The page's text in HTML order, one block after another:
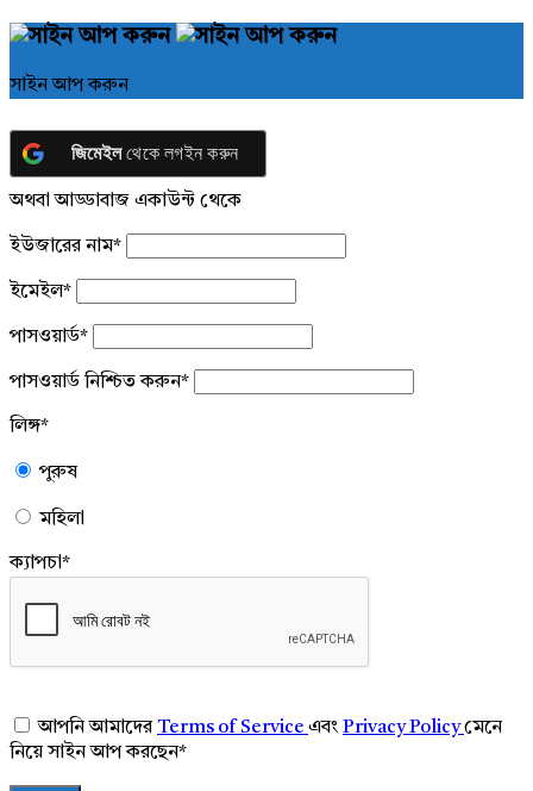
সাইন আপ করুন
জিমেইলথেকে লগইন করুন
অথবা আড্ডাবাজ একাউন্ট থেকে
ইউজারের নাম*
ইমেইল*
পাসওয়ার্ড*
পাসওয়ার্ড নিশ্চিত করুন*
লিঙ্গ*
পুরুষ
মহিলা
ক্যাপচা*
আপনি আমাদেরTerms of Service এবং Privacy Policyমেনে
নিয়ে সাইন আপ করছেন*